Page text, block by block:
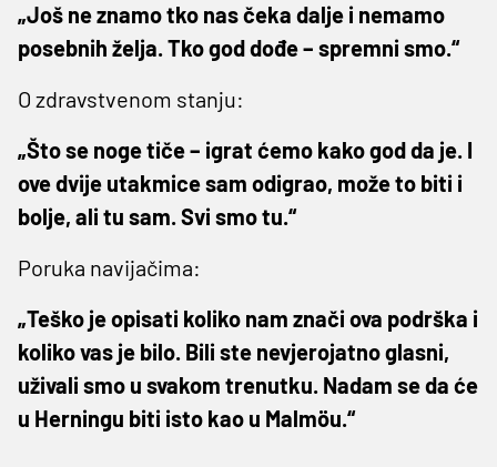
„Još ne znamo tko nas čeka dalje i nemamo
posebnih želja. Tko god dođe – spremni smo.“
O zdravstvenom stanju:
„Što se noge tiče – igrat ćemo kako god da je. I
ove dvije utakmice sam odigrao, može to biti i
bolje, ali tu sam. Svi smo tu.“
Poruka navijačima:
„Teško je opisati koliko nam znači ova podrška i
koliko vas je bilo. Bili ste nevjerojatno glasni,
uživali smo u svakom trenutku. Nadam se da će
u Herningu biti isto kao u Malmöu.“